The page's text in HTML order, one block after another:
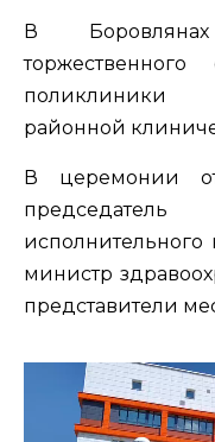
В
поликлиники
районной
В церемонии
исполнительного
министр
представители